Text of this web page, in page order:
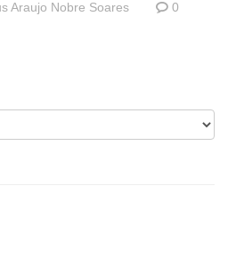
Araujo Nobre Soares
0